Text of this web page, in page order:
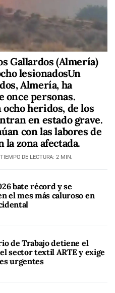
Gallardos (Almería)
lesionadosUn
Almería, ha
once personas.
heridos, de los
en estado grave.
con las labores de
la zona afectada.
TIEMPO DE LECTURA: 2 MIN.
bate récord y se
el mes más caluroso en
de Trabajo detiene el
sector textil ARTE y exige
urgentes